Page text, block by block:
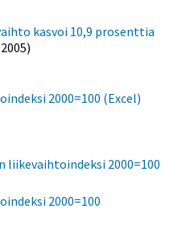
kasvoi 10,9 prosenttia
2000=100 (Excel)
liikevaihtoindeksi 2000=100
2000=100